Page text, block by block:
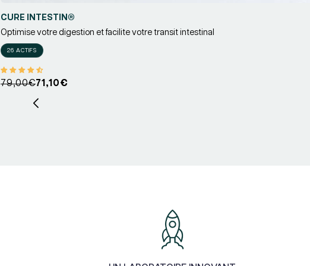
CURE INTESTIN®
Optimise votre digestion et facilite votre transit intestinal
Fournisseur :
26 ACTIFS
Prix
Prix
promotionnel
79,00€71,10€